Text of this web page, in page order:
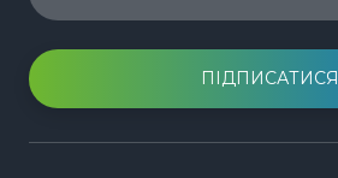
ПІДПИСАТИСЯ